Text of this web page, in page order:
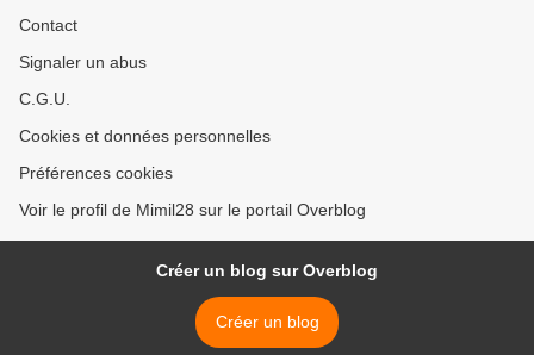
Contact
Signaler un abus
C.G.U.
Cookies et données personnelles
Préférences cookies
Voir le profil de Mimil28 sur le portail Overblog
Créer un blog sur Overblog
Créer un blog